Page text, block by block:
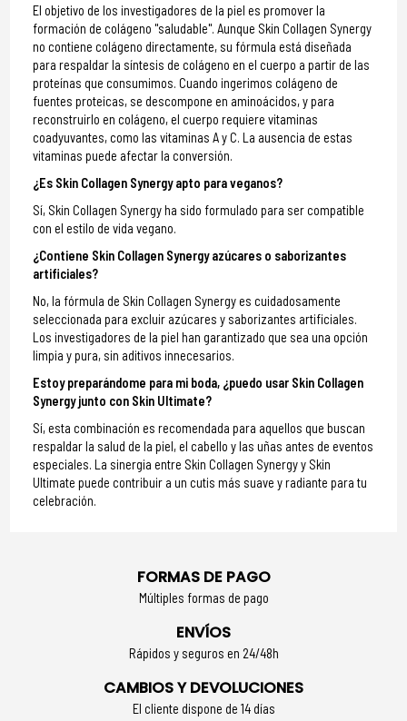
El objetivo de los investigadores de la piel es promover la
formación de colágeno "saludable". Aunque Skin Collagen Synergy
no contiene colágeno directamente, su fórmula está diseñada
para respaldar la síntesis de colágeno en el cuerpo a partir de las
proteínas que consumimos. Cuando ingerimos colágeno de
fuentes proteicas, se descompone en aminoácidos, y para
reconstruirlo en colágeno, el cuerpo requiere vitaminas
coadyuvantes, como las vitaminas A y C. La ausencia de estas
vitaminas puede afectar la conversión.
¿Es Skin Collagen Synergy apto para veganos?
Sí, Skin Collagen Synergy ha sido formulado para ser compatible
con el estilo de vida vegano.
¿Contiene Skin Collagen Synergy azúcares o saborizantes
artificiales?
No, la fórmula de Skin Collagen Synergy es cuidadosamente
seleccionada para excluir azúcares y saborizantes artificiales.
Los investigadores de la piel han garantizado que sea una opción
limpia y pura, sin aditivos innecesarios.
Estoy preparándome para mi boda, ¿puedo usar Skin Collagen
Synergy junto con Skin Ultimate?
Sí, esta combinación es recomendada para aquellos que buscan
respaldar la salud de la piel, el cabello y las uñas antes de eventos
especiales. La sinergia entre Skin Collagen Synergy y Skin
Ultimate puede contribuir a un cutis más suave y radiante para tu
celebración.
FORMAS DE PAGO
Múltiples formas de pago
ENVÍOS
Rápidos y seguros en 24/48h
CAMBIOS Y DEVOLUCIONES
El cliente dispone de 14 días